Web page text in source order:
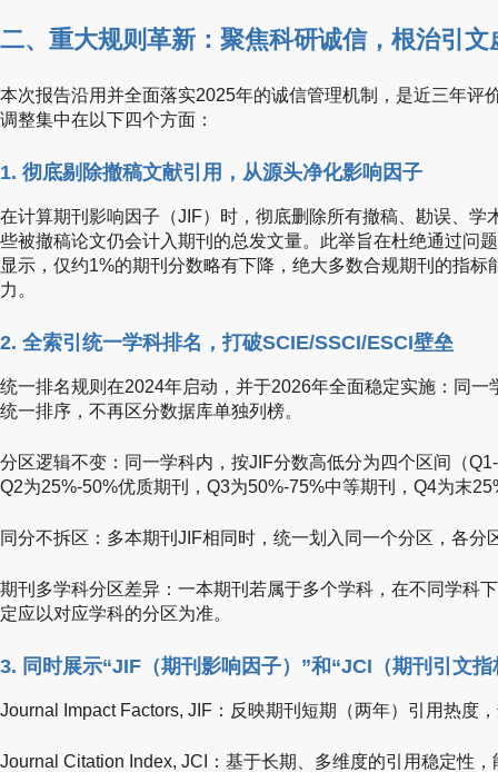
二、重大规则革新：聚焦科研诚信，根治引文
本次报告沿用并全面落实2025年的诚信管理机制，是近三年评
调整集中在以下四个方面：
1. 彻底剔除撤稿文献引用，从源头净化影响因子
在计算期刊影响因子（JIF）时，彻底删除所有撤稿、勘误、学
些被撤稿论文仍会计入期刊的总发文量。此举旨在杜绝通过问
显示，仅约1%的期刊分数略有下降，绝大多数合规期刊的指标
力。
2. 全索引统一学科排名，打破SCIE/SSCI/ESCI壁垒
统一排名规则在2024年启动，并于2026年全面稳定实施：同
统一排序，不再区分数据库单独列榜。
分区逻辑不变：同一学科内，按JIF分数高低分为四个区间（
Q2为25%-50%优质期刊，Q3为50%-75%中等期刊，Q4为末
同分不拆区：多本期刊JIF相同时，统一划入同一个分区，各分
期刊多学科分区差异：一本期刊若属于多个学科，在不同学科
定应以对应学科的分区为准。
3. 同时展示“JIF（期刊影响因子）”和“JCI（期刊引文
Journal Impact Factors, JIF：反映期刊短期（两年）引用热度
Journal Citation Index, JCI：基于长期、多维度的引用稳定性